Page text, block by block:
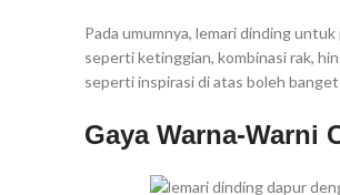
Pada umumnya, lemari dinding
seperti ketinggian, kombinasi rak,
seperti inspirasi di atas boleh
Gaya Warna-Warni